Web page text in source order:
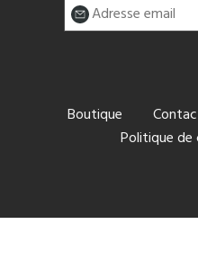
Boutique
Politique